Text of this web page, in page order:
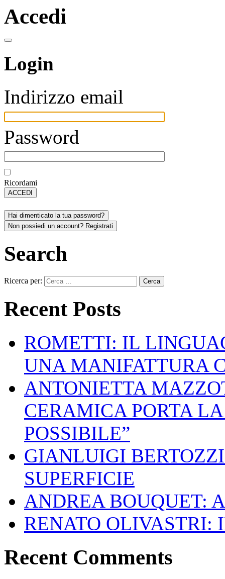
Accedi
Login
Indirizzo email
Password
Ricordami
ACCEDI
Hai dimenticato la tua password?
Non possiedi un account? Registrati
Search
Ricerca per:
Recent Posts
ROMETTI: IL
UNA MANIFATTURA
ANTONIETTA
CERAMICA PORTA
POSSIBILE”
GIANLUIGI
SUPERFICIE
ANDREA BOUQUET:
RENATO OLIVASTRI:
Recent Comments